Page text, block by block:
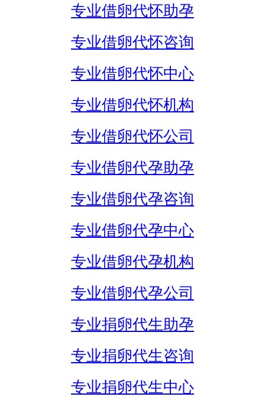
专业借卵代怀助孕
专业借卵代怀咨询
专业借卵代怀中心
专业借卵代怀机构
专业借卵代怀公司
专业借卵代孕助孕
专业借卵代孕咨询
专业借卵代孕中心
专业借卵代孕机构
专业借卵代孕公司
专业捐卵代生助孕
专业捐卵代生咨询
专业捐卵代生中心